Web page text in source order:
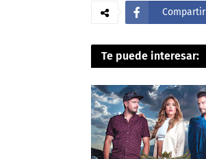
Compartir
Te puede interesar: